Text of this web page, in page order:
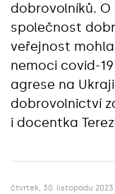
dobrovolníků.
společnost
veřejnost
nemoci covid-
agrese na
dobrovolnictví
i docentka
čtvrtek, 30. listopadu 2023